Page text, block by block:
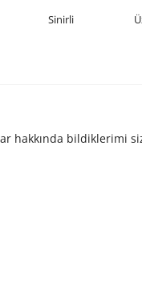
Sinirli
hakkında bildiklerimi